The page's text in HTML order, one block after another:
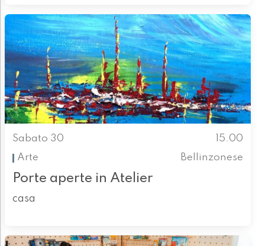
Sabato 30
15.00
Arte
Bellinzonese
Porte aperte in Atelier
casa